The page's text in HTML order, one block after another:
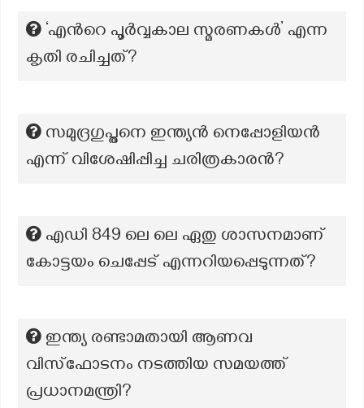
‘എന്‍റെ പൂർവ്വകാല സ്മരണകൾ’ എന്ന
കൃതി രചിച്ചത്?
സമുദ്രഗുപ്തനെ ഇന്ത്യൻ നെപ്പോളിയൻ
എന്ന് വിശേഷിപ്പിച്ച ചരിത്രകാരൻ?
എഡി 849 ലെ ലെ ഏതു ശാസനമാണ്
കോട്ടയം ചെപ്പേട് എന്നറിയപ്പെടുന്നത്?
ഇന്ത്യ രണ്ടാമതായി ആണവ
വിസ്ഫോടനം നടത്തിയ സമയത്ത്
പ്രധാനമന്ത്രി?